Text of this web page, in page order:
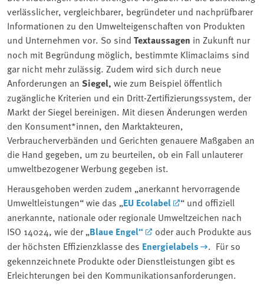
verlässlicher, vergleichbarer, begründeter und nachprüfbarer
Informationen zu den Umwelteigenschaften von Produkten
und Unternehmen vor. So sind Textaussagen in Zukunft nur
noch mit Begründung möglich, bestimmte Klimaclaims sind
gar nicht mehr zulässig. Zudem wird sich durch neue
Anforderungen an Siegel, wie zum Beispiel öffentlich
zugängliche Kriterien und ein Dritt-Zertifizierungssystem, der
Markt der Siegel bereinigen. Mit diesen Änderungen werden
den Konsument*innen, den Marktakteuren,
Verbraucherverbänden und Gerichten genauere Maßgaben an
die Hand gegeben, um zu beurteilen, ob ein Fall unlauterer
umweltbezogener Werbung gegeben ist.
Herausgehoben werden zudem „anerkannt hervorragende
Umweltleistungen“ wie das „EU Ecolabel
“ und offiziell
anerkannte, nationale oder regionale Umweltzeichen nach
ISO 14024, wie der „Blaue Engel“
oder auch Produkte aus
der höchsten Effizienzklasse des Energielabels
. Für so
gekennzeichnete Produkte oder Dienstleistungen gibt es
Erleichterungen bei den Kommunikationsanforderungen.